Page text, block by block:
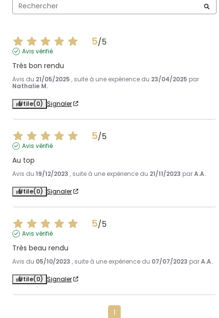
5/5
Avis vérifié
Très bon rendu
Avis du 21/05/2025 , suite à une expérience du 23/04/2025 par
Nathalie M.
Utile(0) Signaler
5/5
Avis vérifié
Au top
Avis du 19/12/2023 , suite à une expérience du 21/11/2023 parA.A.
Utile(0) Signaler
5/5
Avis vérifié
Très beau rendu
Avis du 05/10/2023 , suite à une expérience du 07/07/2023 parA.A.
Utile(0) Signaler
1